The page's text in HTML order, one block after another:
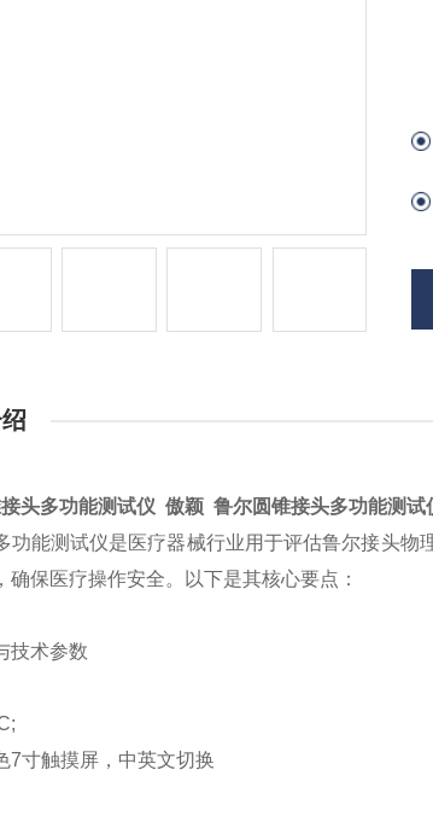
头多功能测试仪 傲颖 鲁尔圆锥接头多功能测试
功能测试仪是医疗器械行业用于评估鲁尔接头
确保医疗操作安全。以下是其核心要点：
技术参数
7寸触摸屏，中英文切换